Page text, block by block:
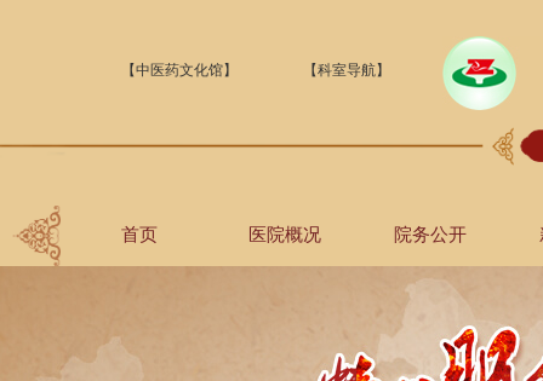
【中医药文化馆】 【科室导航】
首页 医院概况 院务公开